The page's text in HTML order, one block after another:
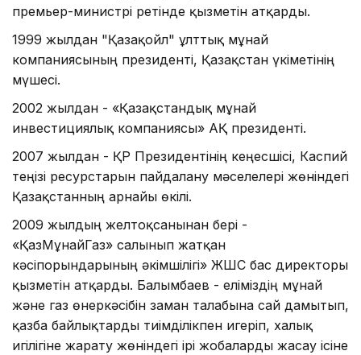
премьер-министрі ретінде қызметін атқарды.
1999 жылдан "Қазақойл" ұлттық мұнай
компаниясының президенті, Қазақстан үкіметінің
мүшесі.
2002 жылдан - «Қазақстандық мұнай
инвестициялық компаниясы» АҚ президенті.
2007 жылдан - ҚР Президентінің кеңесшісі, Каспий
теңізі ресурстарын пайдалану мәселелері жөніндегі
Қазақстанның арнайы өкілі.
2009 жылдың желтоқсанынан бері -
«ҚазМұнайГаз» салынып жатқан
кәсіпорындарының әкімшілігі» ЖШС бас директоры
қызметін атқарды. Балғымбаев - еліміздің мұнай
және газ өнеркәсібін заман талабына сай дамытып,
қазба байлықтарды тиімділікпен игеріп, халық
игілігіне жарату жөніндегі ірі жобаларды жасау ісіне